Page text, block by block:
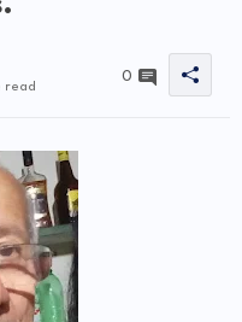
read
0